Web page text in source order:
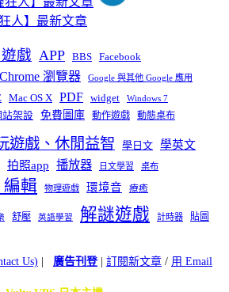
戲 APP BBS Facebook
瀏覽器 Google 與其他 Google 應用
Mac OS X PDF widget Windows 7
站架設 免費圖庫 動作遊戲 動態桌布
遊戲、休閒益智 學日文 學英文
拍照app 播放器 日文學習 桌布
編輯 物理遊戲 環境音 療癒
舒壓 英語學習 解謎遊戲 計時器
貼圖
Us) 廣告刊登| 訂閱新文章 / 用 Email